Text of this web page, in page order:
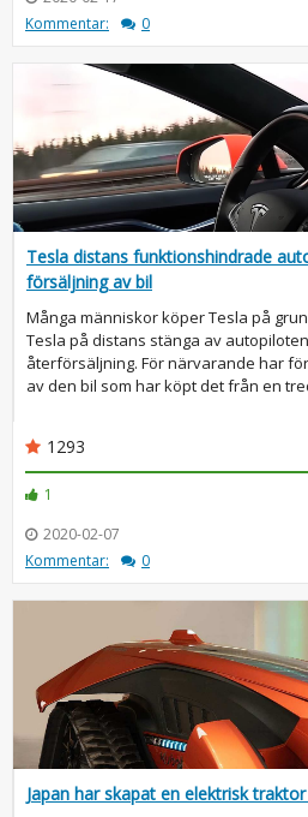
Kommentar:
0
Tesla distans funktionshindrade
försäljning av bil
Många människor köper Tesla på
Tesla på distans stänga av
återförsäljning. För närvarande har
av den bil som har köpt det från en
1293
1
2020-02-07
Kommentar:
0
Japan har skapat en elektrisk